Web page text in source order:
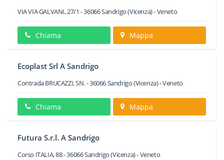
VIA VIA GALVANI, 27/1 -36066Sandrigo(Vicenza) -Veneto
Chiama Mappa
Ecoplast Srl A Sandrigo
Contrada BRUCAZZI, SN.-36066Sandrigo(Vicenza) -Veneto
Chiama Mappa
Futura S.r.l. A Sandrigo
Corso ITALIA, 88-36066Sandrigo(Vicenza) -Veneto